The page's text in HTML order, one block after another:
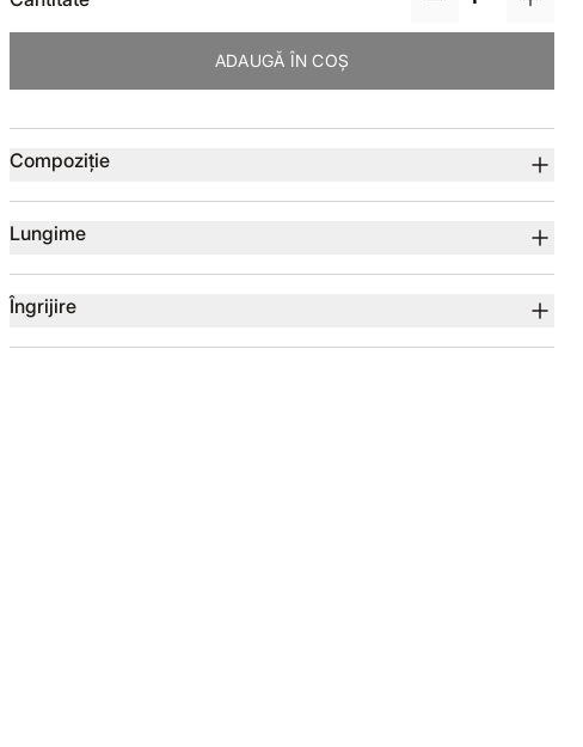
ADAUGĂ ÎN COȘ
Compoziție
Lungime
Îngrijire